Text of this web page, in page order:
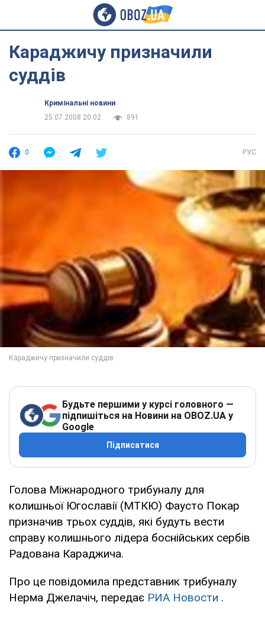
Караджичу призначили
суддів
Кримінальні новини
25.07.2008 20:02
891
0 РУС
Будьте першими у курсі головного —
підпишіться на Новини на OBOZ.UA у
Google
Підписатися
Голова Міжнародного трибуналу для
колишньої Югославії (МТКЮ) Фаусто Покар
призначив трьох суддів, які будуть вести
справу колишнього лідера боснійських сербів
Радована Караджича.
Про це повідомила представник трибуналу
Нерма Джелачіч, передає РИА Новости .